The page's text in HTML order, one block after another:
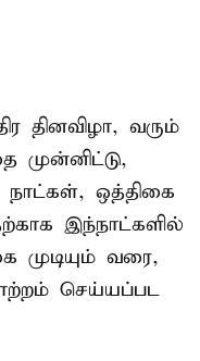
தினவிழா, வரும்
முன்னிட்டு,
நாட்கள், ஒத்திகை
இந்நாட்களில்
வரை,
செய்யப்பட